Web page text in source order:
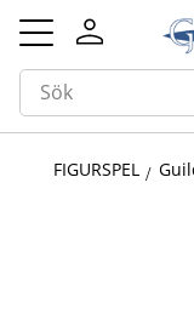
Meny
FIGURSPEL